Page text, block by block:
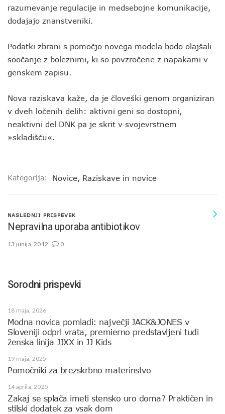
razumevanje regulacije in medsebojne komunikacije,
dodajajo znanstveniki.
Podatki zbrani s pomočjo novega modela bodo olajšali
soočanje z boleznimi, ki so povzročene z napakami v
genskem zapisu.
Nova raziskava kaže, da je človeški genom organiziran
v dveh ločenih delih: aktivni geni so dostopni,
neaktivni del DNK pa je skrit v svojevrstnem
»skladišču«.
Kategorija: Novice, Raziskave in novice
NASLEDNJI PRISPEVEK
Nepravilna uporaba antibiotikov
13 junija, 2012 0
Sorodni prispevki
18 maja, 2026
Modna novica pomladi: največji JACK&JONES v
Sloveniji odprl vrata, premierno predstavljeni tudi
ženska linija JJXX in JJ Kids
19 maja, 2025
Pomočniki za brezskrbno materinstvo
14 aprila, 2025
Zakaj se splača imeti stensko uro doma? Praktičen in
stilski dodatek za vsak dom